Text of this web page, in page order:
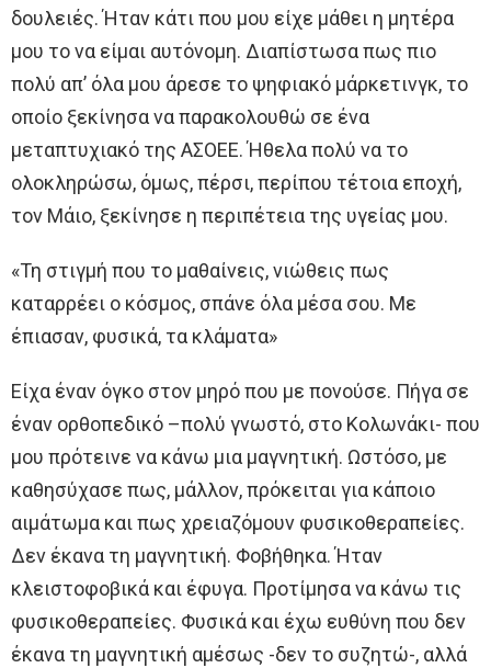
δουλειές. Ήταν κάτι που μου είχε μάθει η μητέρα
μου το να είμαι αυτόνομη. Διαπίστωσα πως πιο
πολύ απ’ όλα μου άρεσε το ψηφιακό μάρκετινγκ, το
οποίο ξεκίνησα να παρακολουθώ σε ένα
μεταπτυχιακό της ΑΣΟΕΕ. Ήθελα πολύ να το
ολοκληρώσω, όμως, πέρσι, περίπου τέτοια εποχή,
τον Μάιο, ξεκίνησε η περιπέτεια της υγείας μου.
«Τη στιγμή που το μαθαίνεις, νιώθεις πως
καταρρέει ο κόσμος, σπάνε όλα μέσα σου. Με
έπιασαν, φυσικά, τα κλάματα»
Είχα έναν όγκο στον μηρό που με πονούσε. Πήγα σε
έναν ορθοπεδικό –πολύ γνωστό, στο Κολωνάκι- που
μου πρότεινε να κάνω μια μαγνητική. Ωστόσο, με
καθησύχασε πως, μάλλον, πρόκειται για κάποιο
αιμάτωμα και πως χρειαζόμουν φυσικοθεραπείες.
Δεν έκανα τη μαγνητική. Φοβήθηκα. Ήταν
κλειστοφοβικά και έφυγα. Προτίμησα να κάνω τις
φυσικοθεραπείες. Φυσικά και έχω ευθύνη που δεν
έκανα τη μαγνητική αμέσως -δεν το συζητώ-, αλλά